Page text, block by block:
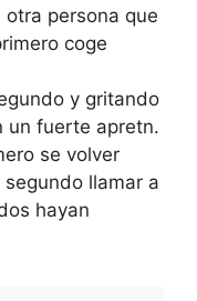
persona que
coge
y gritando
un fuerte apretn.
se volver
llamar a
hayan